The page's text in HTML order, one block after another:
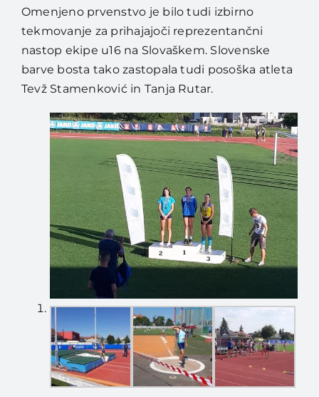
Omenjeno prvenstvo je bilo tudi izbirno
tekmovanje za prihajajoči reprezentančni
nastop ekipe u16 na Slovaškem. Slovenske
barve bosta tako zastopala tudi posoška atleta
Tevž Stamenković in Tanja Rutar.